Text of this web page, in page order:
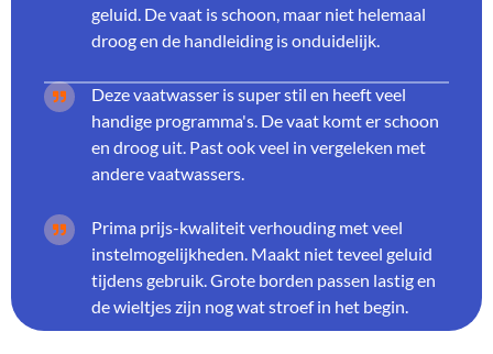
geluid. De vaat is schoon, maar niet helemaal
droog en de handleiding is onduidelijk.
Deze vaatwasser is super stil en heeft veel
handige programma's. De vaat komt er schoon
en droog uit. Past ook veel in vergeleken met
andere vaatwassers.
Prima prijs-kwaliteit verhouding met veel
instelmogelijkheden. Maakt niet teveel geluid
tijdens gebruik. Grote borden passen lastig en
de wieltjes zijn nog wat stroef in het begin.